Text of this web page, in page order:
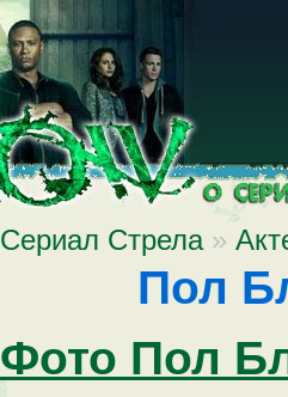
Сериал Стрела»
Пол
Фото Пол